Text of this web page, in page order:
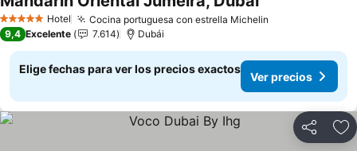
5 Estrellas Hotel Cocina portuguesa con estrella Michelin
9,4 Excelente 7.614 Dubái
Elige fechas para ver los precios exactos
Ver precios
Compartir